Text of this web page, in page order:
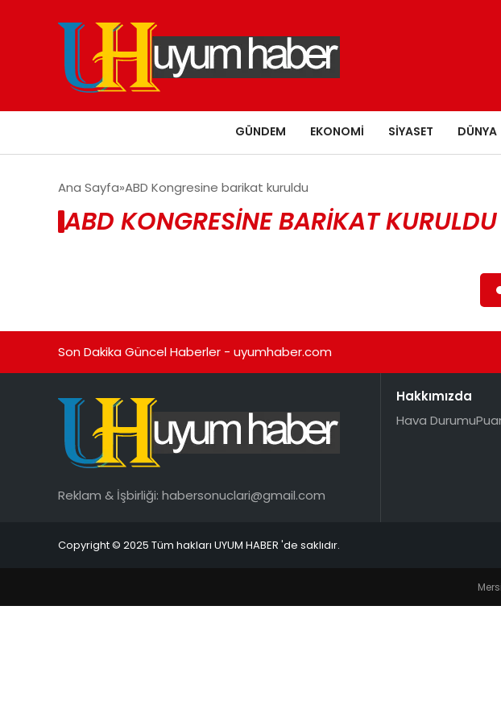
GÜNDEM EKONOMI SIYASET DÜNYA
Ana Sayfa ABD Kongresine barikat kuruldu
ABD KONGRESINE BARIKAT KURULDU
Son Dakika Güncel Haberler - uyumhaber.com
Reklam & İşbirliği: habersonuclari@gmail.com
Hakkımızda
Hava Durumu
Copyright © 2025 Tüm hakları UYUM HABER 'de saklıdır.